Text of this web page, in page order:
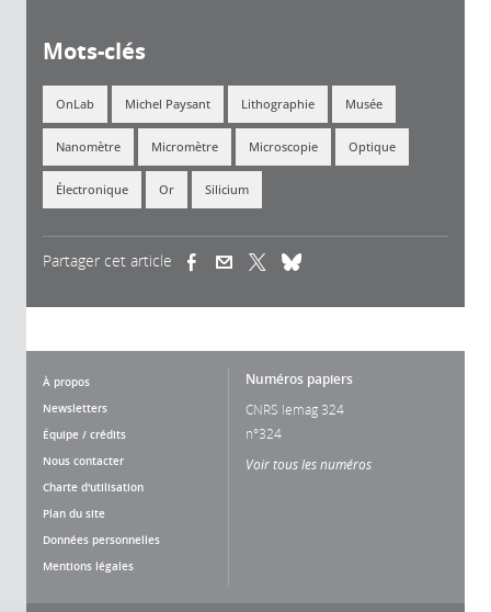
Mots-clés
OnLab Michel Paysant Lithographie Musée
Nanomètre Micromètre Microscopie Optique
Électronique Or Silicium
Partager cet article (link is external)(link is external)
À propos
Newsletters
Équipe / crédits
Nous contacter
Charte d'utilisation
Plan du site
Données personnelles
Mentions légales
Numéros papiers
CNRS lemag 324
n°324
Voir tous les numéros